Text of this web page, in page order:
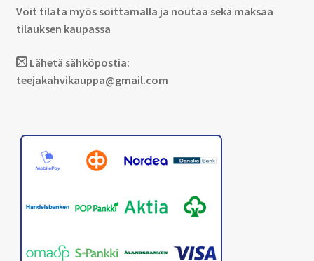
Voit tilata myös soittamalla ja noutaa sekä maksaa
tilauksen kaupassa
Lähetä sähköpostia:
teejakahvikauppa@gmail.com